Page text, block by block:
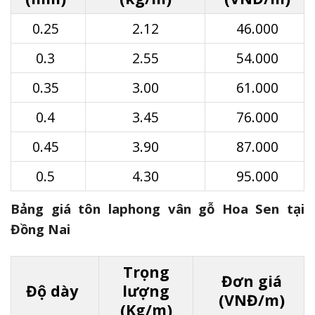
0.25 2.12
46.000
0.3
2.55
54.000
0.35
3.00
61.000
0.4
3.45
76.000
0.45
3.90
87.000
0.5
4.30 95.000
Bảng giá tôn laphong vân gỗ Hoa Sen tại
Đồng Nai
Độ dày
Trọng
lượng
(Kg/m)
Đơn giá
(VNĐ/m)